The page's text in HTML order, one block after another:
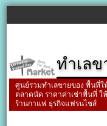
ทำเล
ศูนย์รวมทำเลขายของ พื้นที่
ตลาดนัด ราคาค่าเช่าพื้นที่ ใ
ร้านกาแฟ ธุรกิจแฟรนไชส์